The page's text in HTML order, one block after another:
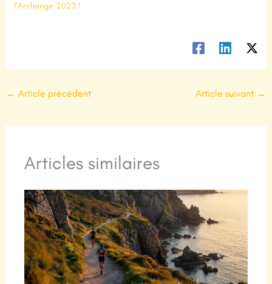
l’Archange 2023 !
← Article précédent Article suivant →
Articles similaires